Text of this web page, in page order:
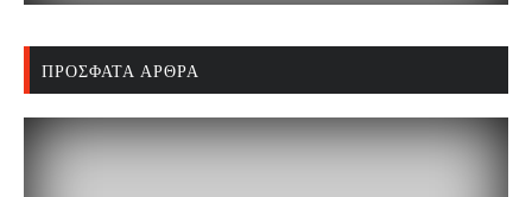
ΠΡΌΣΦΑΤΑ ΆΡΘΡΑ